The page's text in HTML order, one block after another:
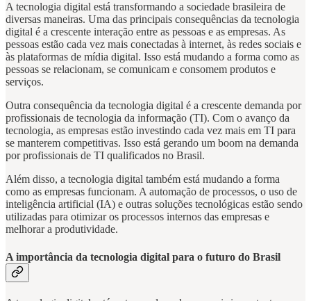
A tecnologia digital está transformando a sociedade brasileira de
diversas maneiras. Uma das principais consequências da tecnologia
digital é a crescente interação entre as pessoas e as empresas. As
pessoas estão cada vez mais conectadas à internet, às redes sociais e
às plataformas de mídia digital. Isso está mudando a forma como as
pessoas se relacionam, se comunicam e consomem produtos e
serviços.
Outra consequência da tecnologia digital é a crescente demanda por
profissionais de tecnologia da informação (TI). Com o avanço da
tecnologia, as empresas estão investindo cada vez mais em TI para
se manterem competitivas. Isso está gerando um boom na demanda
por profissionais de TI qualificados no Brasil.
Além disso, a tecnologia digital também está mudando a forma
como as empresas funcionam. A automação de processos, o uso de
inteligência artificial (IA) e outras soluções tecnológicas estão sendo
utilizadas para otimizar os processos internos das empresas e
melhorar a produtividade.
A importância da tecnologia digital para o futuro do Brasil